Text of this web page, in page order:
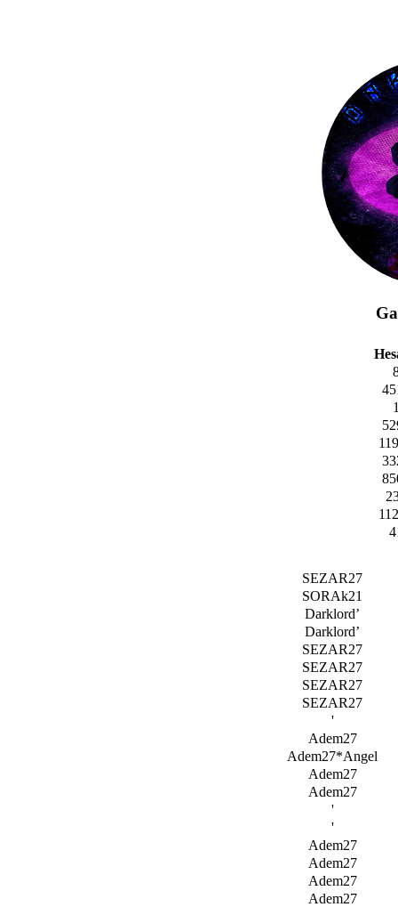
SEZAR27
SORAk21
Darklord’
Darklord’
SEZAR27
SEZAR27
SEZAR27
SEZAR27
'
Adem27
Adem27*Angel
Adem27
Adem27
'
'
Adem27
Adem27
Adem27
Adem27